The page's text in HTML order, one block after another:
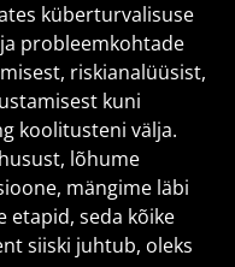
küberturvalisuse
probleemkohtade
riskianalüüsist,
kuni
koolitusteni välja.
lõhume
mängime läbi
etapid, seda kõike
siiski juhtub, oleks